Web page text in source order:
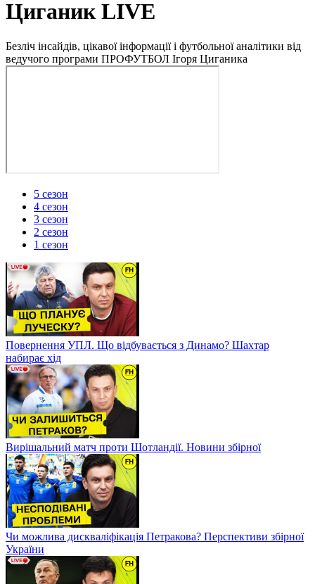
Циганик LIVE
Безліч інсайдів, цікавої інформації і футбольної аналітики від
ведучого програми ПРОФУТБОЛ Ігоря Циганика
5 сезон
4 сезон
3 сезон
2 сезон
1 сезон
Повернення УПЛ. Що відбувається з Динамо? Шахтар
набирає хід
Вирішальний матч проти Шотландії. Новини збірної
Чи можлива дискваліфікація Петракова? Перспективи збірної
України